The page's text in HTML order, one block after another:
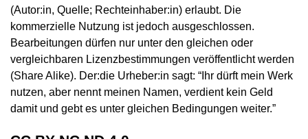
(Autor:in, Quelle; Rechteinhaber:in) erlaubt. Die
kommerzielle Nutzung ist jedoch ausgeschlossen.
Bearbeitungen dürfen nur unter den gleichen oder
vergleichbaren Lizenzbestimmungen veröffentlicht werden
(Share Alike). Der:die Urheber:in sagt: “Ihr dürft mein Werk
nutzen, aber nennt meinen Namen, verdient kein Geld
damit und gebt es unter gleichen Bedingungen weiter.”